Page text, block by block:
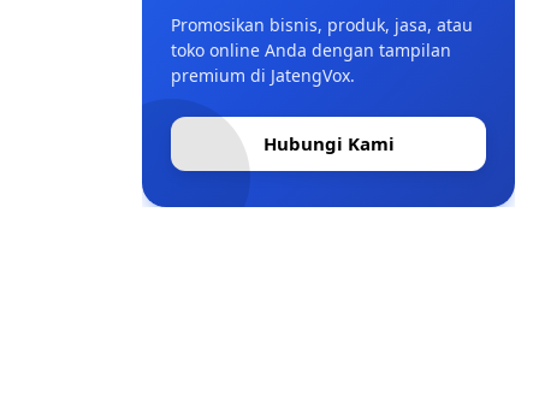
Promosikan bisnis, produk, jasa, atau
toko online Anda dengan tampilan
premium di JatengVox.
Hubungi Kami